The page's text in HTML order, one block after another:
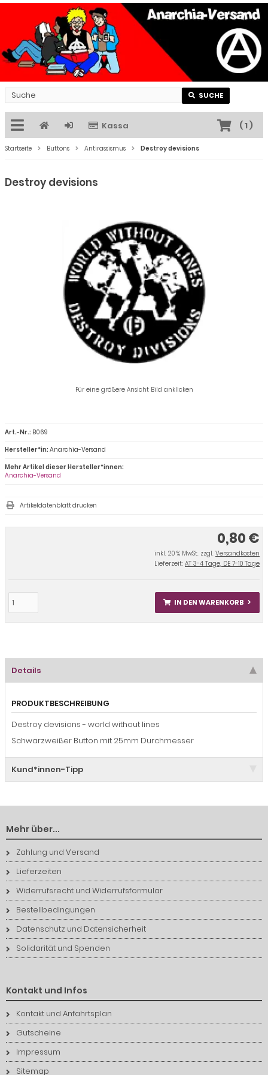
SUCHE
Kassa (1)
Startseite Buttons Antirassismus Destroy devisions
Destroy devisions
Für eine größere Ansicht Bild anklicken
0,80 €
inkl. 20 % MwSt. zzgl. Versandkosten
Lieferzeit: AT 3-4 Tage, DE 7-10 Tage
IN DEN WARENKORB
Art.-Nr.: B069
Hersteller*in:Anarchia-Versand
Mehr Artikel dieser Hersteller*innen:
Anarchia-Versand
Artikeldatenblatt drucken
Details
PRODUKTBESCHREIBUNG
Destroy devisions - world without lines
Schwarzweißer Button mit 25mm Durchmesser
Kund*innen-Tipp
Mehr über...
Zahlung und Versand
Lieferzeiten
Widerrufsrecht und Widerrufsformular
Bestellbedingungen
Datenschutz und Datensicherheit
Solidarität und Spenden
Kontakt und Infos
Kontakt und Anfahrtsplan
Gutscheine
Impressum
Sitemap